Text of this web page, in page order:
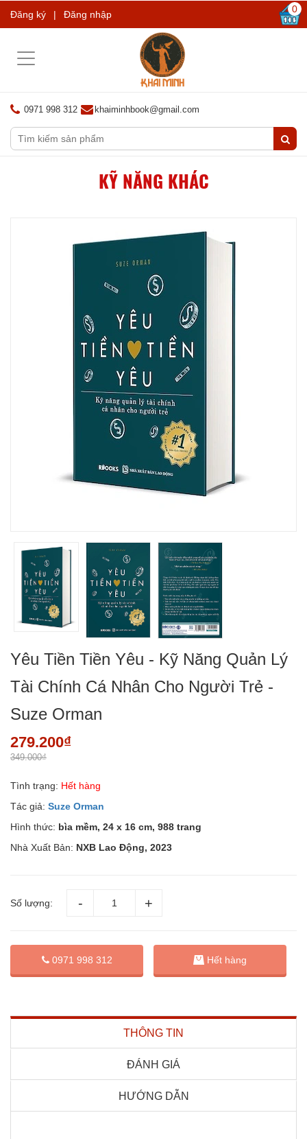
Đăng ký | Đăng nhập 0
Toggle
0971 998 312 khaiminhbook@gmail.com
KỸ NĂNG KHÁC
Yêu Tiền Tiền Yêu - Kỹ Năng Quản Lý
Tài Chính Cá Nhân Cho Người Trẻ -
Suze Orman
279.200₫
349.000₫
Tình trạng: Hết hàng
Tác giả: Suze Orman
Hình thức: bìa mềm, 24 x 16 cm, 988 trang
Nhà Xuất Bản: NXB Lao Động, 2023
Số lượng:
0971 998 312 Hết hàng
THÔNG TIN
ĐÁNH GIÁ
HƯỚNG DẪN